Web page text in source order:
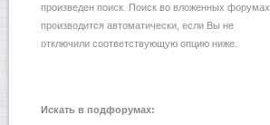
произведен поиск. Поиск во вложенных форумах
производится автоматически, если Вы не
отключили соответствующую опцию ниже.
Искать в подфорумах: